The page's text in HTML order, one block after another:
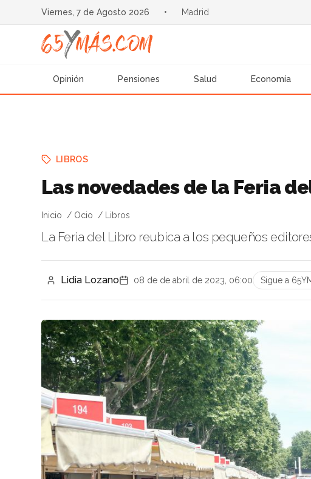
Viernes, 7 de Agosto 2026 • Madrid
Opinión Pensiones Salud Economía
LIBROS
Las novedades de la Feria
Inicio Ocio Libros
La Feria del Libro reubica a los pequeños
Lidia Lozano 08 de de abril de 2023, 06:00 Sigue a